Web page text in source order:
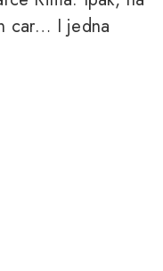
car… I jedna